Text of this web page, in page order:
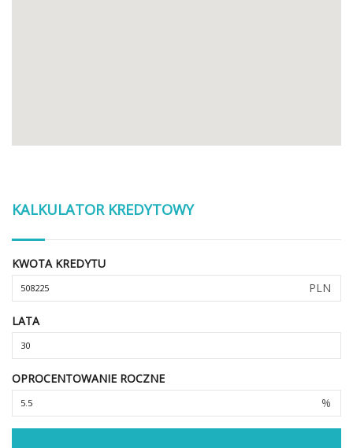
KALKULATOR KREDYTOWY
KWOTA KREDYTU
PLN
LATA
OPROCENTOWANIE ROCZNE
%